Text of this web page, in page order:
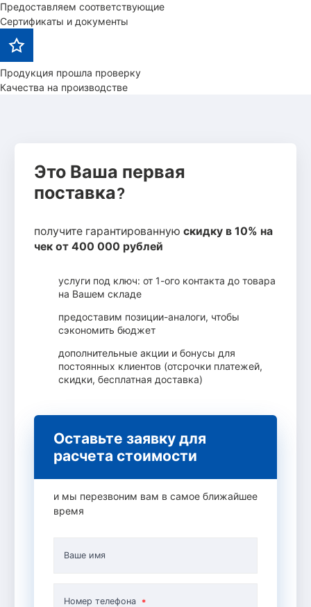
Предоставляем соответствующие
Сертификаты и документы
Продукция прошла проверку
Качества на производстве
Это Ваша первая
поставка?
получите гарантированную скидку в 10% на
чек от 400 000 рублей
услуги под ключ: от 1-ого контакта до товара
на Вашем складе
предоставим позиции-аналоги, чтобы
сэкономить бюджет
дополнительные акции и бонусы для
постоянных клиентов (отсрочки платежей,
скидки, бесплатная доставка)
Оставьте заявку для
расчета стоимости
и мы перезвоним вам в самое ближайшее
время
Ваше имя
Номер телефона